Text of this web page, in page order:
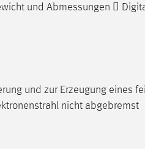
und Abmessungen 
und zur Erzeugung eines
nicht abgebremst